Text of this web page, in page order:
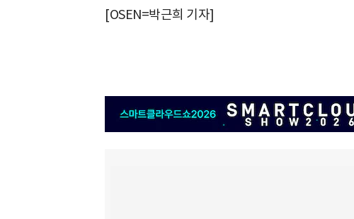
[OSEN=박근희 기자]